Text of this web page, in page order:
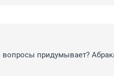
придумывает?